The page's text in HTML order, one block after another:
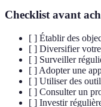
Checklist avant
[ ] Établir des
[ ] Diversifier
[ ] Surveiller
[ ] Adopter une
[ ] Utiliser des
[ ] Consulter un
[ ] Investir